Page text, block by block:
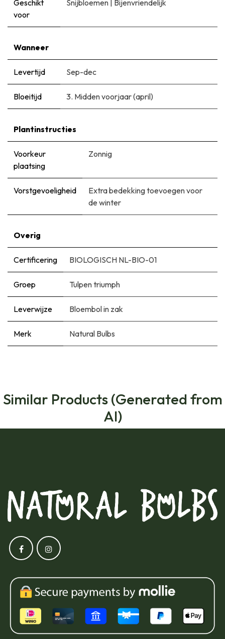
Geschikt
voor
Snijbloemen Bijenvriendelijk
Wanneer
Levertijd Sep-dec
Bloeitijd 3. Midden voorjaar (april)
Plantinstructies
Voorkeur
plaatsing
Zonnig
Vorstgevoeligheid
Extra bedekking toevoegen voor
de winter
Overig
Certificering BIOLOGISCH NL-BIO-01
Groep Tulpen triumph
Leverwijze Bloembol in zak
Merk Natural Bulbs
Similar Products (Generated from
AI)